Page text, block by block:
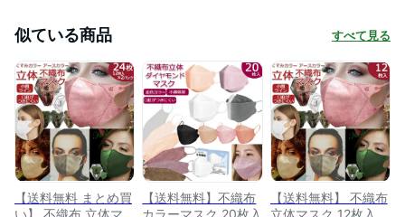
似ている商品 すべて見る
【送料無料 まとめ買
【送料無料】不織布
【送料無料】 不織布